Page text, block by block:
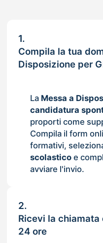
1.
Compila la tua
Disposizione per
La Messa a
candidatura
proporti come
Compila il form
formativi,
scolasticoe
avviare l'invio.
2.
Ricevi la
24 ore